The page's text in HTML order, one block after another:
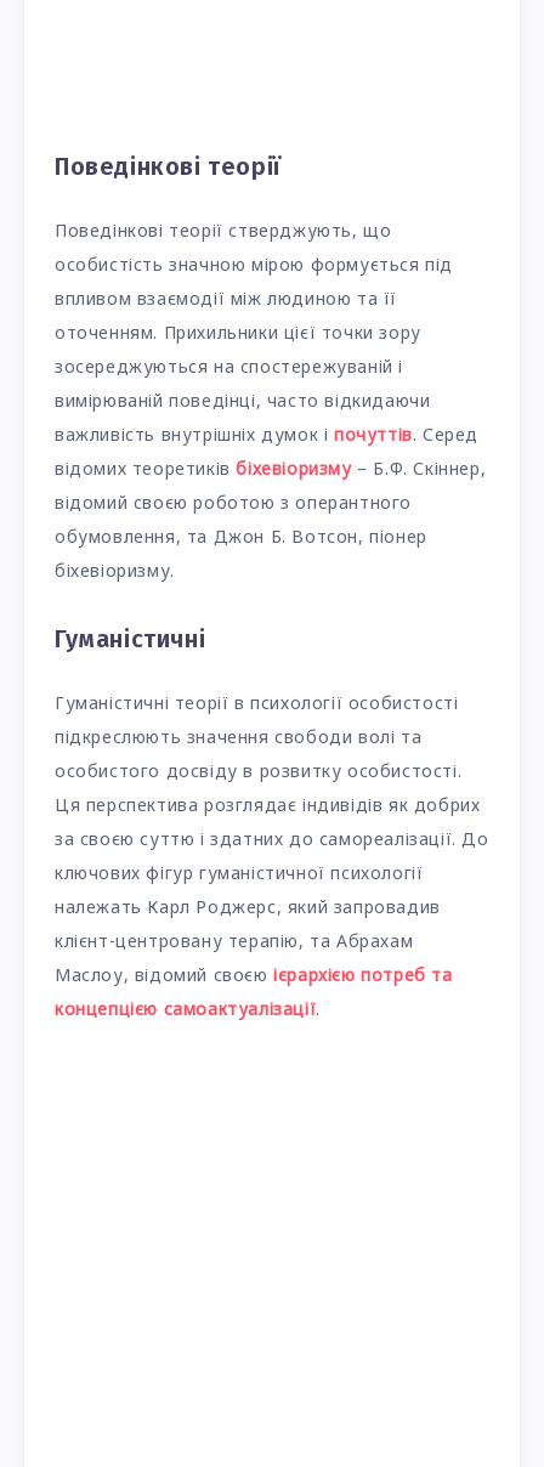
Поведінкові теорії
Поведінкові теорії стверджують, що
особистість значною мірою формується під
впливом взаємодії між людиною та її
оточенням. Прихильники цієї точки зору
зосереджуються на спостережуваній і
вимірюваній поведінці, часто відкидаючи
важливість внутрішніх думок іпочуттів. Серед
відомих теоретиківбіхевіоризму– Б.Ф. Скіннер,
відомий своєю роботою з оперантного
обумовлення, та Джон Б. Вотсон, піонер
біхевіоризму.
Гуманістичні
Гуманістичні теорії в психології особистості
підкреслюють значення свободи волі та
особистого досвіду в розвитку особистості.
Ця перспектива розглядає індивідів як добрих
за своєю суттю і здатних до самореалізації. До
ключових фігур гуманістичної психології
належать Карл Роджерс, який запровадив
клієнт-центровану терапію, та Абрахам
Маслоу, відомий своєюієрархією потреб та
концепцією самоактуалізації.